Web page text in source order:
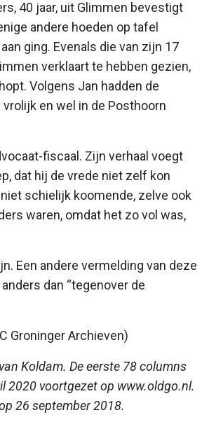
40 jaar, uit Glimmen bevestigt
andere hoeden op tafel
ging. Evenals die van zijn 17
verklaart te hebben gezien,
Volgens Jan hadden de
en wel in de Posthoorn
fiscaal. Zijn verhaal voegt
dat hij de vrede niet zelf kon
schielijk koomende, zelve ook
waren, omdat het zo vol was,
Een andere vermelding van deze
dan “tegenover de
Groninger Archieven)
Koldam. De eerste 78 columns
2020 voortgezet op www.oldgo.nl.
26 september 2018.